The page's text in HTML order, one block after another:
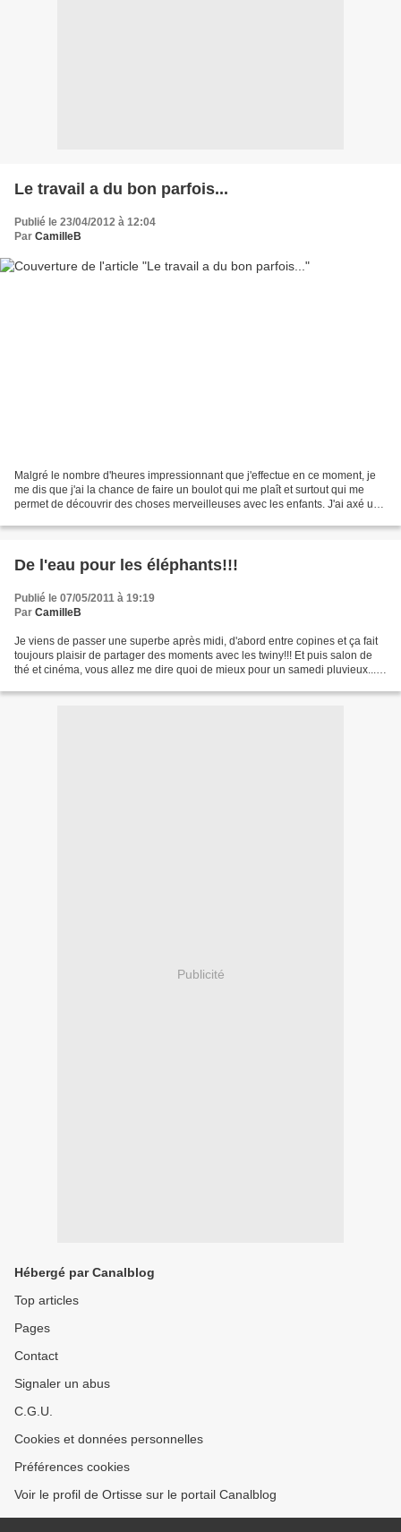
Le travail a du bon parfois...
Publié le 23/04/2012 à 12:04
Par CamilleB
Malgré le nombre d'heures impressionnant que j'effectue en ce moment, je
me dis que j'ai la chance de faire un boulot qui me plaît et surtout qui me
permet de découvrir des choses merveilleuses avec les enfants. J'ai axé une
De l'eau pour les éléphants!!!
Publié le 07/05/2011 à 19:19
Par CamilleB
Je viens de passer une superbe après midi, d'abord entre copines et ça fait
toujours plaisir de partager des moments avec les twiny!!! Et puis salon de
thé et cinéma, vous allez me dire quoi de mieux pour un samedi pluvieux...
Publicité
Hébergé par Canalblog
Top articles
Pages
Contact
Signaler un abus
C.G.U.
Cookies et données personnelles
Préférences cookies
Voir le profil de Ortisse sur le portail Canalblog